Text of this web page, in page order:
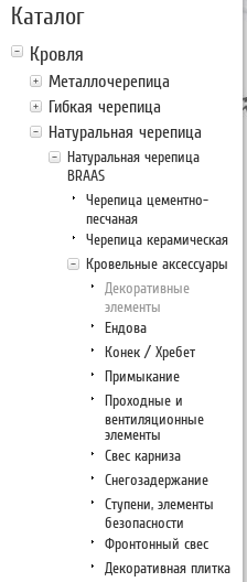
Каталог
Кровля
Металлочерепица
Гибкая черепица
Натуральная черепица
Натуральная черепица
BRAAS
Черепица цементно-
песчаная
Черепица керамическая
Кровельные аксессуары
Декоративные
элементы
Ендова
Конек / Хребет
Примыкание
Проходные и
вентиляционные
элементы
Свес карниза
Снегозадержание
Ступени, элементы
безопасности
Фронтонный свес
Декоративная плитка